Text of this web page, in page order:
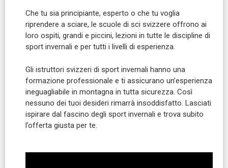
Che tu sia principiante, esperto o che tu voglia
riprendere a sciare, le scuole di sci svizzere offrono ai
loro ospiti, grandi e piccini, lezioni in tutte le discipline di
sport invernali e per tutti i livelli di esperienza.
Gli istruttori svizzeri di sport invernali hanno una
formazione professionale e ti assicurano un’esperienza
ineguagliabile in montagna in tutta sicurezza. Così
nessuno dei tuoi desideri rimarrà insoddisfatto. Lasciati
ispirare dal fascino degli sport invernali e trova subito
l’offerta giusta per te.